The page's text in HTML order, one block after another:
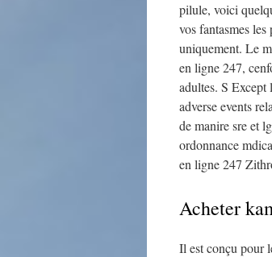
pilule, voici
vos fantasmes
uniquement. Le
en ligne 247,
adultes. S
adverse events
de manire sre et
ordonnance
en ligne 247
Acheter
Il est conçu pour